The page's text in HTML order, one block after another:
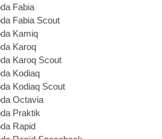
Fabia
Fabia Scout
Kamiq
Karoq
Karoq Scout
Kodiaq
Kodiaq Scout
Octavia
Praktik
Rapid